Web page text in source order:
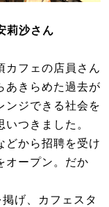
莉沙さん
カフェの店員さん
あきらめた過去が
ンジできる社会を
つきました。
どから招聘を受け
オープン。だか
げ、カフェスタ